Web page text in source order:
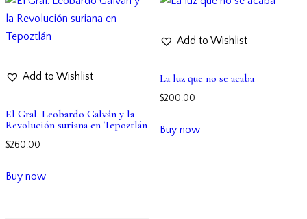
Add to Wishlist
El Gral. Leobardo Galván y la
Revolución suriana en Tepoztlán
$260.00
Buy now
Add to Wishlist
La luz que no se acaba
$200.00
Buy now